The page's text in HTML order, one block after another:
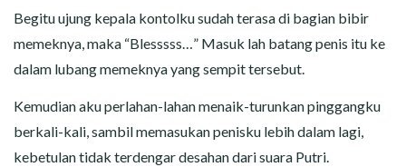
Begitu ujung kepala kontolku sudah terasa di bagian bibir
memeknya, maka “Blesssss…” Masuk lah batang penis itu ke
dalam lubang memeknya yang sempit tersebut.
Kemudian aku perlahan-lahan menaik-turunkan pinggangku
berkali-kali, sambil memasukan penisku lebih dalam lagi,
kebetulan tidak terdengar desahan dari suara Putri.